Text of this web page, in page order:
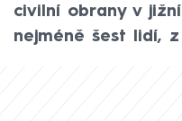
civilní obrany v
nejméně šest lidí,